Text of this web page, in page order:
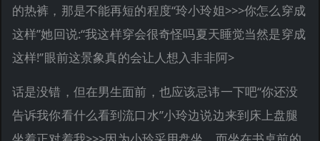
的热裤，那是不能再短的程度“玲小玲姐>>>你怎么穿成
这样”她回说:“我这样穿会很奇怪吗夏天睡觉当然是穿成
这样!”眼前这景象真的会让人想入非非阿>
话是没错，但在男生面前，也应该忌讳一下吧“你还没
告诉我你看什么看到流口水”小玲边说边来到床上盘腿